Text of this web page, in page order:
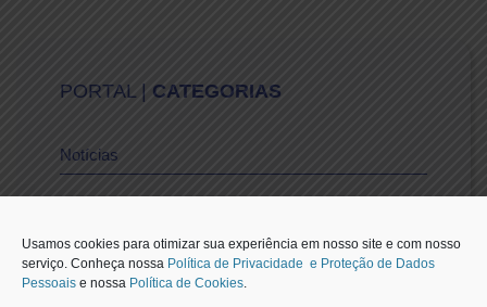
Usamos cookies para otimizar sua experiência em nosso site e com nosso
serviço. Conheça nossa Política de Privacidade e Proteção de Dados
Pessoais e nossa Política de Cookies.
PORTAL | CATEGORIAS
Notícias